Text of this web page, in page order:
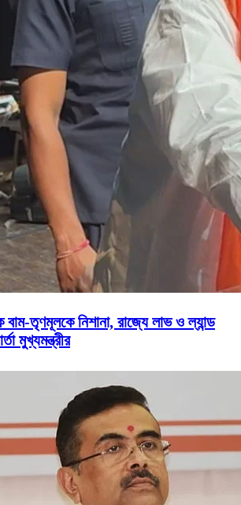
বাম-তৃণমূলকে নিশানা, রাজ্যে লাভ ও ল্যান্ড
মুখ্যমন্ত্রীর